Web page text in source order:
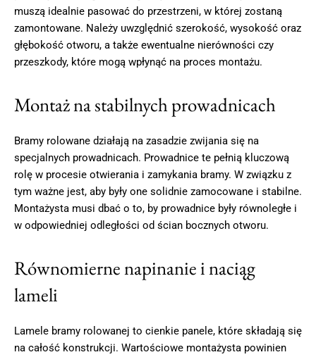
muszą idealnie pasować do przestrzeni, w której zostaną
zamontowane. Należy uwzględnić szerokość, wysokość oraz
głębokość otworu, a także ewentualne nierówności czy
przeszkody, które mogą wpłynąć na proces montażu.
Montaż na stabilnych prowadnicach
Bramy rolowane działają na zasadzie zwijania się na
specjalnych prowadnicach. Prowadnice te pełnią kluczową
rolę w procesie otwierania i zamykania bramy. W związku z
tym ważne jest, aby były one solidnie zamocowane i stabilne.
Montażysta musi dbać o to, by prowadnice były równoległe i
w odpowiedniej odległości od ścian bocznych otworu.
Równomierne napinanie i naciąg
lameli
Lamele bramy rolowanej to cienkie panele, które składają się
na całość konstrukcji. Wartościowe montażysta powinien